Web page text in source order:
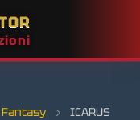
›
ICARUS